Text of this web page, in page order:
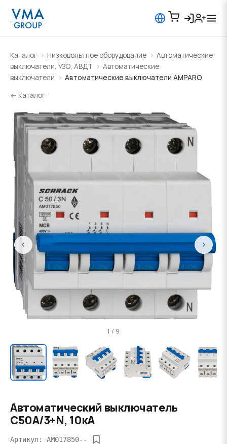
Каталог Низковольтное оборудование
Автоматические
выключатели, УЗО, АВДТ
Автоматические
выключатели
Автоматические выключатели AMPARO
← Каталог
‹ ›
1 / 9
Автоматический выключатель
C50А/3+N, 10кА
Артикул: AM017850--